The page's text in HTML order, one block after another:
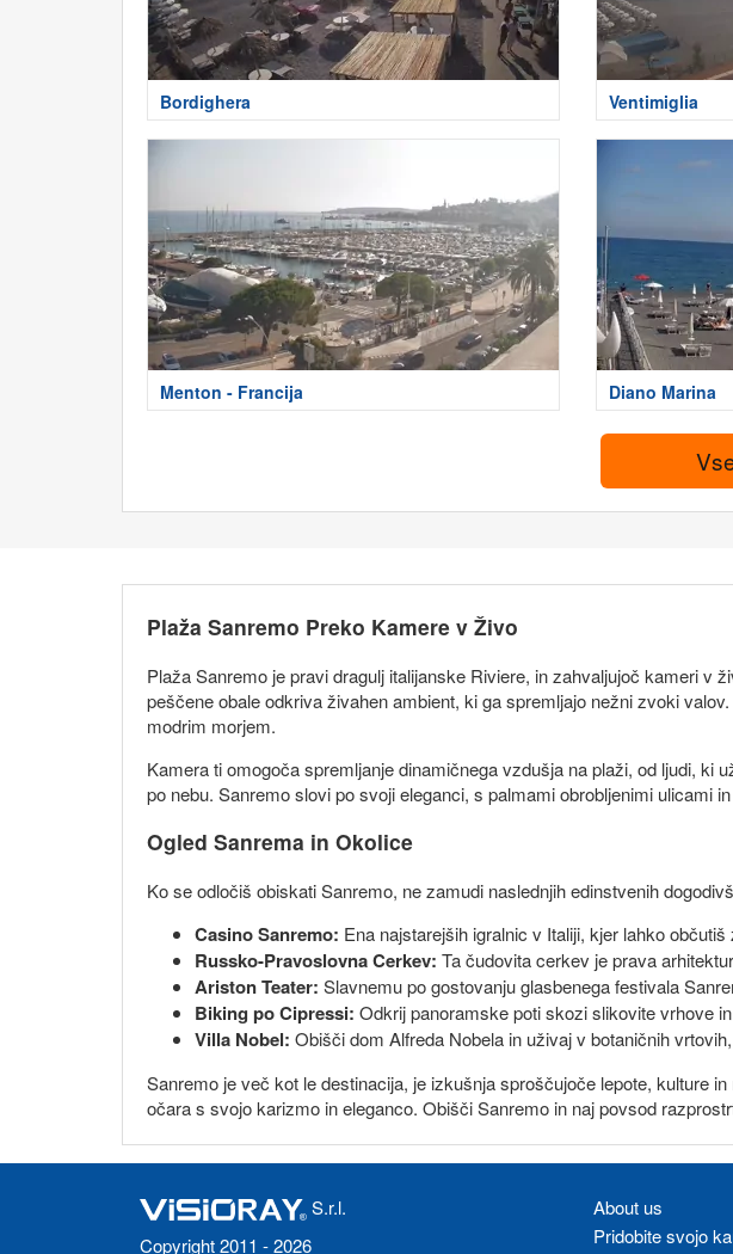
Bordighera Ventimiglia
Menton - Francija Diano Marina
Plaža Sanremo Preko Kamere v Živo
Plaža Sanremo je pravi dragulj italijanske Riviere, in zahvaljujoč kameri v
peščene obale odkriva živahen ambient, ki ga spremljajo nežni zvoki
modrim morjem.
Kamera ti omogoča spremljanje dinamičnega vzdušja na plaži, od ljudi, ki
po nebu. Sanremo slovi po svoji eleganci, s palmami obrobljenimi ulicami
Ogled Sanrema in Okolice
Ko se odločiš obiskati Sanremo, ne zamudi naslednjih edinstvenih
Casino Sanremo: Ena najstarejših igralnic v Italiji, kjer lahko
Russko-Pravoslovna Cerkev: Ta čudovita cerkev je prava
Ariston Teater: Slavnemu po gostovanju glasbenega festivala
Biking po Cipressi: Odkrij panoramske poti skozi slikovite vrhove
Villa Nobel: Obišči dom Alfreda Nobela in uživaj v botaničnih
Sanremo je več kot le destinacija, je izkušnja sproščujoče lepote, kulture
očara s svojo karizmo in eleganco. Obišči Sanremo in naj povsod
S.r.l.
Copyright 2011 - 2026
About us
Pridobite svojo